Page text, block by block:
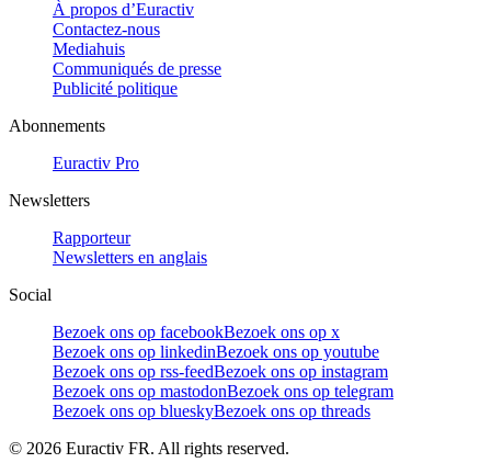
À propos d’Euractiv
Contactez-nous
Mediahuis
Communiqués de presse
Publicité politique
Abonnements
Euractiv Pro
Newsletters
Rapporteur
Newsletters en anglais
Social
Bezoek ons op facebookBezoek ons op x
Bezoek ons op linkedinBezoek ons op youtube
Bezoek ons op rss-feedBezoek ons op instagram
Bezoek ons op mastodonBezoek ons op telegram
Bezoek ons op blueskyBezoek ons op threads
© 2026 Euractiv FR. All rights reserved.